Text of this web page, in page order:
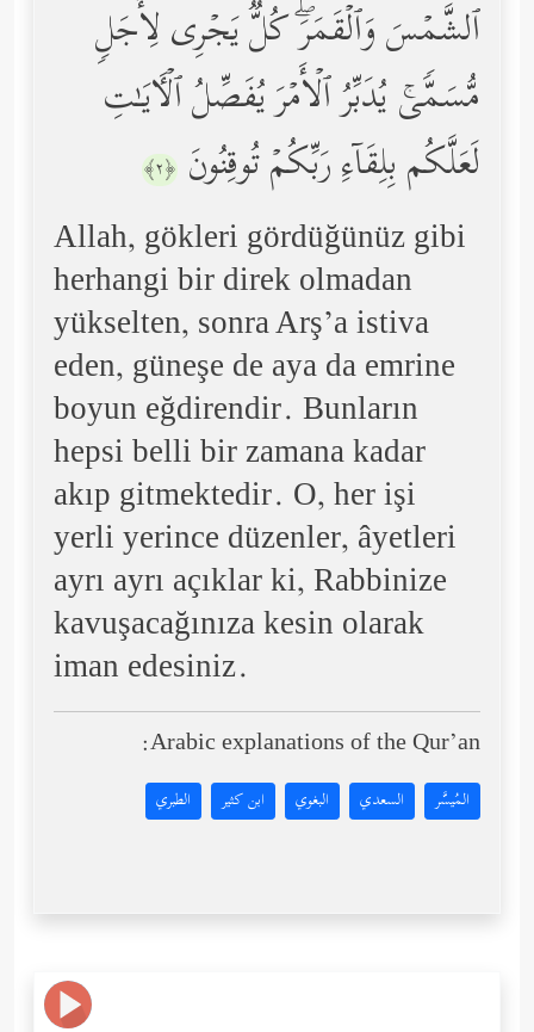
ٱلشَّمۡسَ وَٱلۡقَمَرَۖ كُلࣱّ یَجۡرِی لِأَجَلࣲ
مُّسَمࣰّىۚ یُدَبِّرُ ٱلۡأَمۡرَ یُفَصِّلُ ٱلۡـَٔایَـٰتِ
لَعَلَّكُم بِلِقَاۤءِ رَبِّكُمۡ تُوقِنُونَ ﴿٢﴾
Allah, gökleri gördüğünüz gibi
herhangi bir direk olmadan
yükselten, sonra Arş’a istiva
eden, güneşe de aya da emrine
boyun eğdirendir. Bunların
hepsi belli bir zamana kadar
akıp gitmektedir. O, her işi
yerli yerince düzenler, âyetleri
ayrı ayrı açıklar ki, Rabbinize
kavuşacağınıza kesin olarak
iman edesiniz.
Arabic explanations of the Qur’an:
المُيسَّر السعدي البغوي ابن كثير الطبري